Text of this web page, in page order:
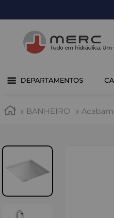
DEPARTAMENTOS
BANHEIRO